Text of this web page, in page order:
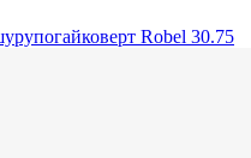
Robel 30.75